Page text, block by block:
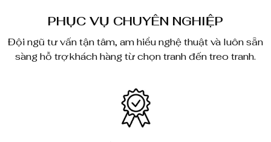
PHỤC VỤ CHUYÊN NGHIỆP
Đội ngũ tư vấn tận tâm, am hiểu nghệ thuật và luôn sẵn
sàng hỗ trợ khách hàng từ chọn tranh đến treo tranh.